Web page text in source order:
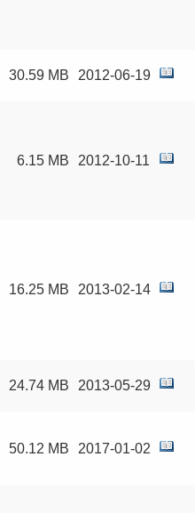
30.59 MB 2012-06-19
6.15 MB 2012-10-11
16.25 MB 2013-02-14
24.74 MB 2013-05-29
50.12 MB 2017-01-02